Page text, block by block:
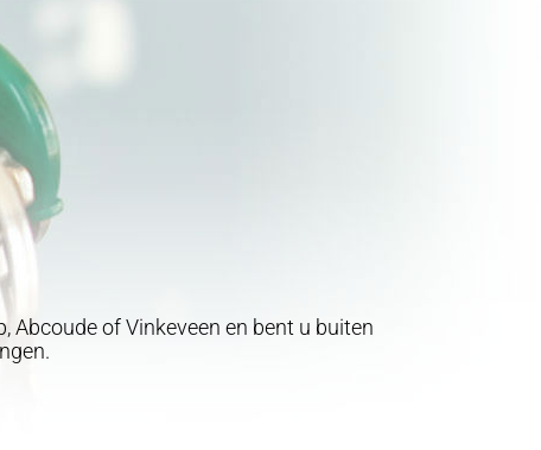
Abcoude of Vinkeveen en bent u buiten